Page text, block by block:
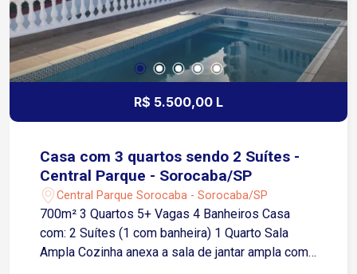
R$ 5.500,00 L
Casa com 3 quartos sendo 2 Suítes -
Central Parque - Sorocaba/SP
Central Parque Sorocaba - Sorocaba/SP
700m² 3 Quartos 5+ Vagas 4 Banheiros Casa
com: 2 Suítes (1 com banheira) 1 Quarto Sala
Ampla Cozinha anexa a sala de jantar ampla com